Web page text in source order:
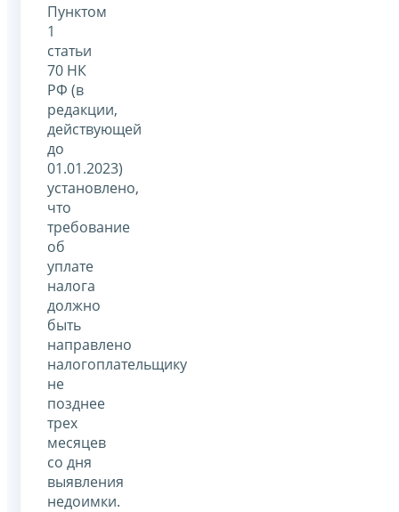
Пунктом
1
статьи
70 НК
РФ (в
редакции,
действующей
до
01.01.2023)
установлено,
что
требование
об
уплате
налога
должно
быть
направлено
налогоплательщику
не
позднее
трех
месяцев
со дня
выявления
недоимки.